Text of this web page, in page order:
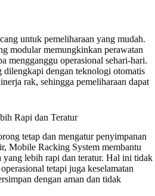
untuk pemeliharaan yang mudah.
modular memungkinkan perawatan
mengganggu operasional sehari-hari.
dilengkapi dengan teknologi otomatis
rak, sehingga pemeliharaan dapat
Rapi dan Teratur
tetap dan mengatur penyimpanan
Mobile Racking System membantu
lebih rapi dan teratur. Hal ini tidak
tetapi juga keselamatan
dengan aman dan tidak